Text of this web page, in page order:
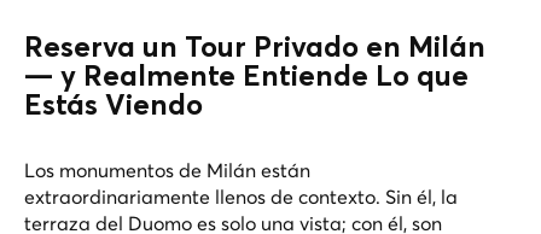
Reserva un Tour Privado en Milán
— y Realmente Entiende Lo que
Estás Viendo
Los monumentos de Milán están
extraordinariamente llenos de contexto. Sin él, la
terraza del Duomo es solo una vista; con él, son